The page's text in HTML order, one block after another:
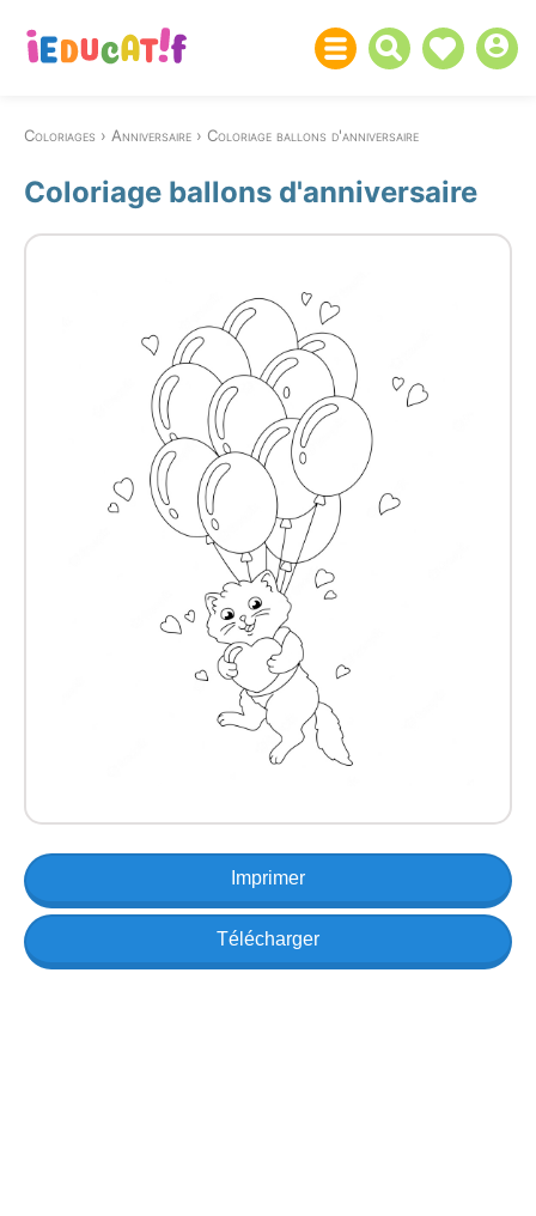
Coloriages Anniversaire Coloriage ballons d'anniversaire
Coloriage ballons d'anniversaire
Imprimer
Télécharger